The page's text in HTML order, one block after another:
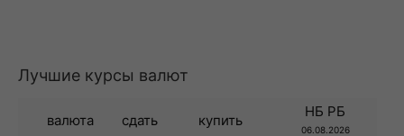
Лучшие курсы валют
валюта сдать купить
НБ РБ
06.08.2026